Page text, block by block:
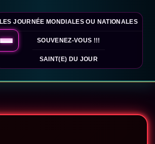
LES JOURNÉE MONDIALES OU NATIONALES
SOUVENEZ-VOUS !!!
SAINT(E) DU JOUR